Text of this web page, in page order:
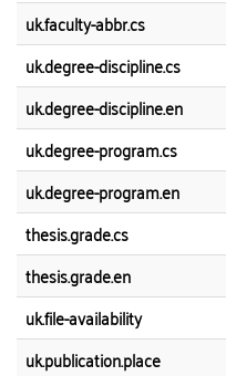
uk.faculty-abbr.cs
uk.degree-discipline.cs
uk.degree-discipline.en
uk.degree-program.cs
uk.degree-program.en
thesis.grade.cs
thesis.grade.en
uk.file-availability
uk.publication.place